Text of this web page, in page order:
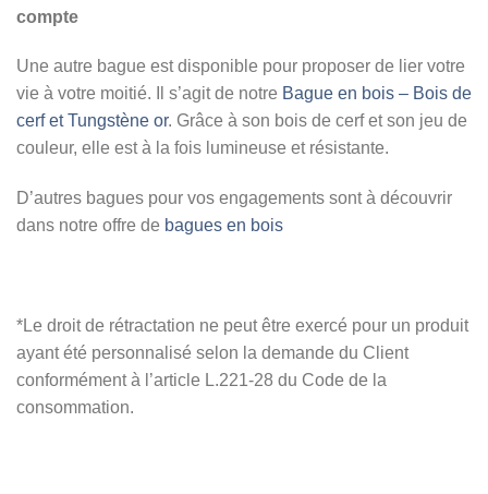
compte
Une autre bague est disponible pour proposer de lier votre
vie à votre moitié. Il s’agit de notre Bague en bois – Bois de
cerf et Tungstène or. Grâce à son bois de cerf et son jeu de
couleur, elle est à la fois lumineuse et résistante.
D’autres bagues pour vos engagements sont à découvrir
dans notre offre de bagues en bois
*Le droit de rétractation ne peut être exercé pour un produit
ayant été personnalisé selon la demande du Client
conformément à l’article L.221-28 du Code de la
consommation.